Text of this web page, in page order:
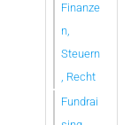
Finanze
n,
Steuern
, Recht
Fundrai